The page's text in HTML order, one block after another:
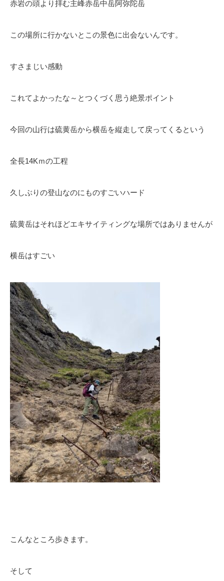
赤岩の頭より拝む主峰赤岳中岳阿弥陀岳
この場所に行かないとこの景色に出会ないんです。
すさまじい感動
これてよかったな～とつくづく思う絶景ポイント
今回の山行は硫黄岳から横岳を縦走して戻ってくるという
全長14Kｍの工程
久しぶりの登山なのにものすごいハード
硫黄岳はそれほどエキサイティングな場所ではありませんが
横岳はすごい
こんなところ歩きます。
そして